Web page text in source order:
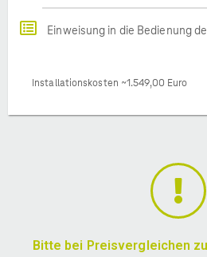
Einweisung in die Bedienung
Installationskosten ~1.549,00 Euro
Bitte bei Preisvergleichen